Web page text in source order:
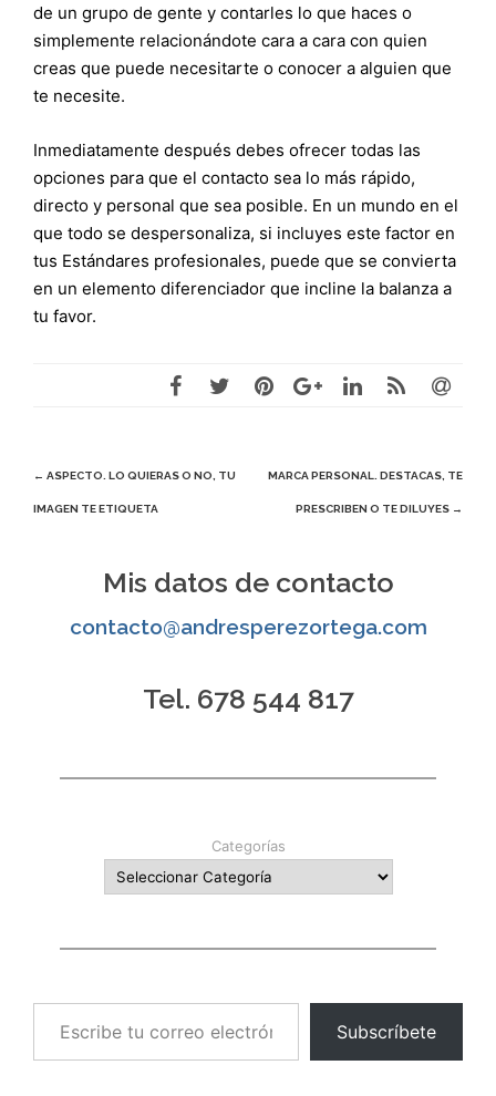
de un grupo de gente y contarles lo que haces o
simplemente relacionándote cara a cara con quien
creas que puede necesitarte o conocer a alguien que
te necesite.
Inmediatamente después debes ofrecer todas las
opciones para que el contacto sea lo más rápido,
directo y personal que sea posible. En un mundo en el
que todo se despersonaliza, si incluyes este factor en
tus Estándares profesionales, puede que se convierta
en un elemento diferenciador que incline la balanza a
tu favor.
Navegación
de
← ASPECTO. LO QUIERAS O NO, TU
IMAGEN TE ETIQUETA
MARCA PERSONAL. DESTACAS, TE
PRESCRIBEN O TE DILUYES →
Mis datos de contacto
contacto@andresperezortega.com
Tel. 678 544 817
Categorías
Escribe tu correo electrónico…
Subscríbete